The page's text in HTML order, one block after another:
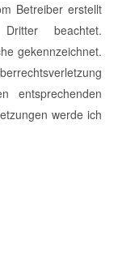
Betreiber erstellt
beachtet.
gekennzeichnet.
entsprechenden
werde ich